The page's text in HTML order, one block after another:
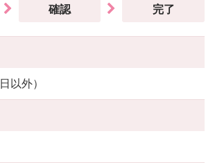
確認 完了
以外）